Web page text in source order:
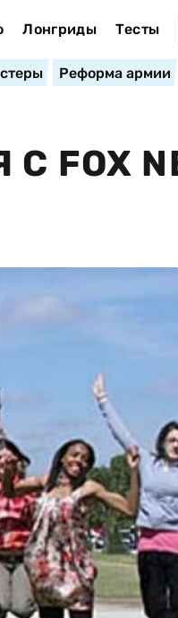
Лонгриды Тесты
Реформа армии
FOX